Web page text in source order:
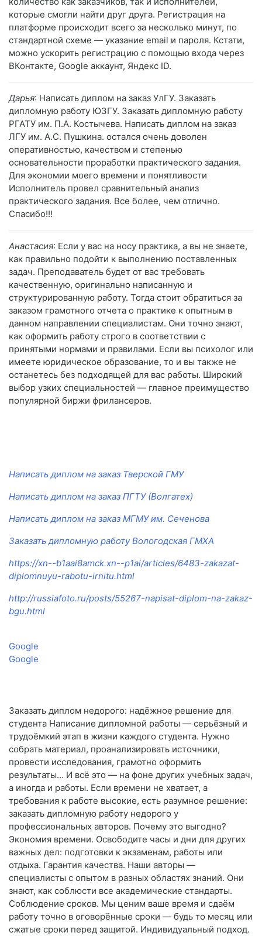
которые смогли найти друг друга. Регистрация на
платформе происходит всего за несколько минут, по
стандартной схеме — указание email и пароля. Кстати,
можно ускорить регистрацию с помощью входа через
ВКонтакте, Google аккаунт, Яндекс ID.
Дарья: Написать диплом на заказ УлГУ. Заказать
дипломную работу ЮЗГУ. Заказать дипломную работу
РГАТУ им. П.А. Костычева. Написать диплом на заказ
ЛГУ им. А.С. Пушкина. остался очень доволен
оперативностью, качеством и степенью
основательности проработки практического задания.
Для экономии моего времени и понятливости
Исполнитель провел сравнительный анализ
практического задания. Все более, чем отлично.
Спасибо!!!
Анастасия: Если у вас на носу практика, а вы не знаете,
как правильно подойти к выполнению поставленных
задач. Преподаватель будет от вас требовать
качественную, оригинально написанную и
структурированную работу. Тогда стоит обратиться за
заказом грамотного отчета о практике к опытным в
данном направлении специалистам. Они точно знают,
как оформить работу строго в соответствии с
принятыми нормами и правилами. Если вы психолог или
имеете юридическое образование, то и вы также не
останетесь без подходящей для вас работы. Широкий
выбор узких специальностей — главное преимущество
популярной биржи фрилансеров.
Написать диплом на заказ Тверской ГМУ
Написать диплом на заказ ПГТУ (Волгатех)
Написать диплом на заказ МГМУ им. Сеченова
Заказать дипломную работу Вологодская ГМХА
https://xn--b1aai8amck.xn--p1ai/articles/6483-zakazat-
diplomnuyu-rabotu-irnitu.html
http://russiafoto.ru/posts/55267-napisat-diplom-na-zakaz-
bgu.html
Google
Google
Заказать диплом недорого: надёжное решение для
студента Написание дипломной работы — серьёзный и
трудоёмкий этап в жизни каждого студента. Нужно
собрать материал, проанализировать источники,
провести исследования, грамотно оформить
результаты… И всё это — на фоне других учебных задач,
а иногда и работы. Если времени не хватает, а
требования к работе высокие, есть разумное решение:
заказать дипломную работу недорого у
профессиональных авторов. Почему это выгодно?
Экономия времени. Освободите часы и дни для других
важных дел: подготовки к экзаменам, работы или
отдыха. Гарантия качества. Наши авторы —
специалисты с опытом в разных областях знаний. Они
знают, как соблюсти все академические стандарты.
Соблюдение сроков. Мы ценим ваше время и сдаём
работу точно в оговорённые сроки — будь то месяц или
сжатые сроки перед защитой. Индивидуальный подход.